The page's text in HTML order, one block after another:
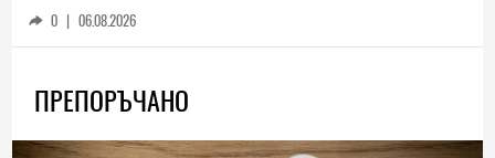
0 | 06.08.2026
ПРЕПОРЪЧАНО